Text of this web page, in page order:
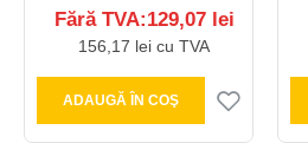
Fără TVA:129,07 lei
156,17 lei cu TVA
ADAUGĂ ÎN COŞ